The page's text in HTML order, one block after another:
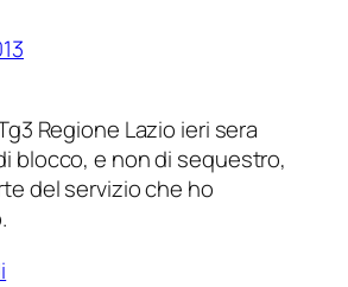
Regione Lazio ieri sera
blocco, e non di sequestro,
del servizio che ho